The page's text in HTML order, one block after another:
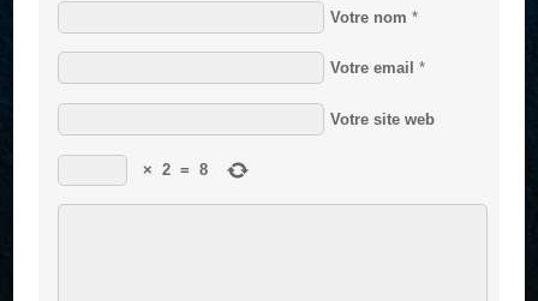
Votre nom *
Votre email *
Votre site web
× 2 = 8